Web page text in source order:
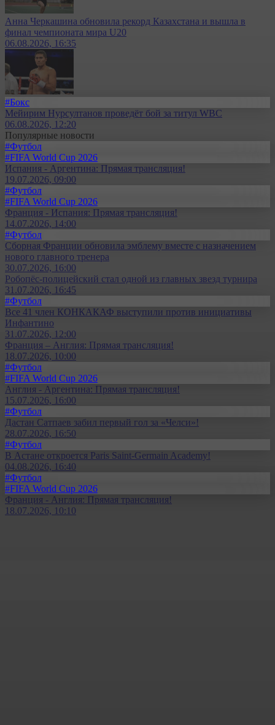
Анна Черкашина обновила рекорд Казахстана и вышла в
финал чемпионата мира U20
06.08.2026, 16:35
#Бокс
Мейирим Нурсултанов проведёт бой за титул WBC
06.08.2026, 12:20
Популярные новости
#Футбол
#FIFA World Cup 2026
Испания - Аргентина: Прямая трансляция!
19.07.2026, 09:00
#Футбол
#FIFA World Cup 2026
Франция - Испания: Прямая трансляция!
14.07.2026, 14:00
#Футбол
Сборная Франции обновила эмблему вместе с назначением
нового главного тренера
30.07.2026, 16:00
Робопёс-полицейский стал одной из главных звезд турнира
31.07.2026, 16:45
#Футбол
Все 41 член КОНКАКАФ выступили против инициативы
Инфантино
31.07.2026, 12:00
Франция – Англия: Прямая трансляция!
18.07.2026, 10:00
#Футбол
#FIFA World Cup 2026
Англия - Аргентина: Прямая трансляция!
15.07.2026, 16:00
#Футбол
Дастан Сатпаев забил первый гол за «Челси»!
28.07.2026, 16:50
#Футбол
В Астане откроется Paris Saint-Germain Academy!
04.08.2026, 16:40
#Футбол
#FIFA World Cup 2026
Франция - Англия: Прямая трансляция!
18.07.2026, 10:10